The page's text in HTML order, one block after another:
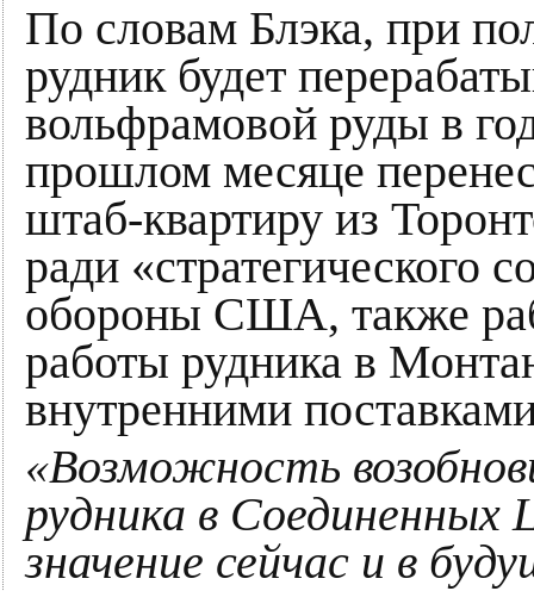
По словам Блэка, при
рудник будет
вольфрамовой руды в
прошлом месяце
штаб-квартиру из
ради «стратегического
обороны США, также
работы рудника в
внутренними
«Возможность
рудника в
значение сейчас и в